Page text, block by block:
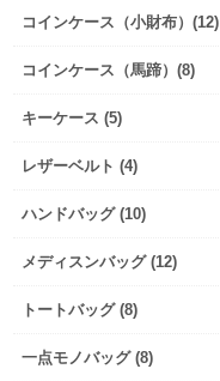
コインケース（小財布）(12)
コインケース（馬蹄）(8)
キーケース (5)
レザーベルト (4)
ハンドバッグ (10)
メディスンバッグ (12)
トートバッグ (8)
一点モノバッグ (8)